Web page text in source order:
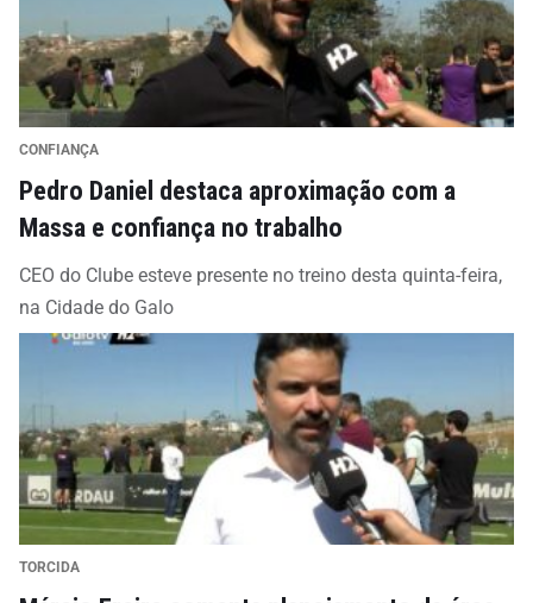
CONFIANÇA
Pedro Daniel destaca aproximação com a
Massa e confiança no trabalho
CEO do Clube esteve presente no treino desta quinta-feira,
na Cidade do Galo
TORCIDA